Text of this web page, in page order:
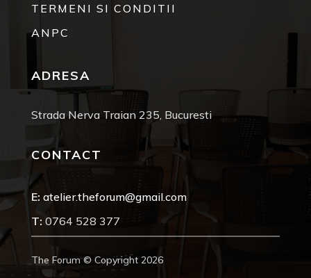
TERMENI SI CONDITII
ANPC
ADRESA
Strada Nerva Traian 235, Bucuresti
CONTACT
E: atelier.theforum@gmail.com
T: 0764 528 377
The Forum © Copyright 2026